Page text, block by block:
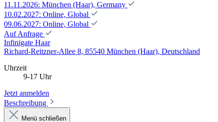
11.11.2026: München (Haar), Germany
10.02.2027: Online, Global
09.06.2027: Online, Global
Auf Anfrage
Infinigate Haar
Richard-Reitzner-Allee 8, 85540 München (Haar), Deutschland
Uhrzeit
9-17 Uhr
Jetzt anmelden
Beschreibung
Menü schließen